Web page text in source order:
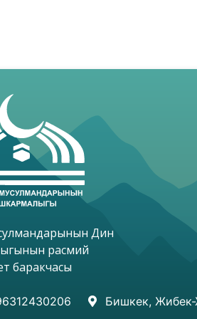
Дин
расмий
баракчасы
Бишкек,